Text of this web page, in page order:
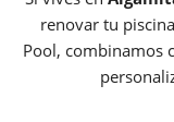
renovar tu
Pool, combinamos